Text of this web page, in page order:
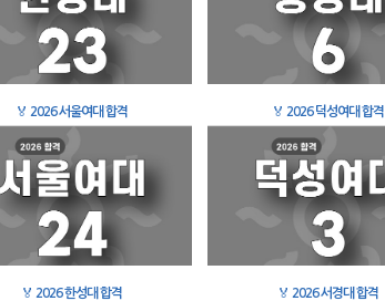
🏅 2026 서울여대 합격 🏅 2026 덕성여대 합격
🏅 2026 한성대 합격 🏅 2026 서경대 합격